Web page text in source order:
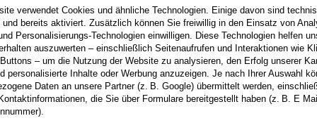
Elektroserie am Samstag in Marrakesch
Unfall in Mexiko wieder fit
Mattia Drudi gehen bei Rookie-Test an den Start
verwendet Cookies und ähnliche Technologien. Einige davon sind
und bereits aktiviert. Zusätzlich können Sie freiwillig in den Einsatz von
Personalisierungs-Technologien einwilligen. Diese Technologien helfen
auszuwerten – einschließlich Seitenaufrufen und Interaktionen wie
– um die Nutzung der Website zu analysieren, den Erfolg unserer
personalisierte Inhalte oder Werbung anzuzeigen. Je nach Ihrer Auswahl
Daten an unsere Partner (z. B. Google) übermittelt werden,
die Sie über Formulare bereitgestellt haben (z. B. E